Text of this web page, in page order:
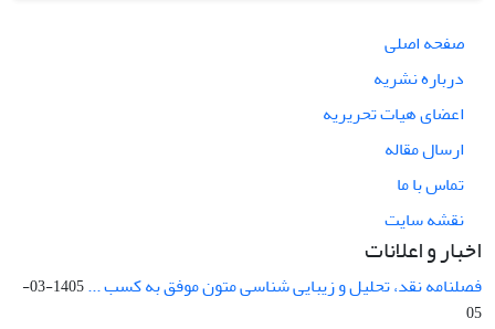
صفحه اصلی
درباره نشریه
اعضای هیات تحریریه
ارسال مقاله
تماس با ما
نقشه سایت
اخبار و اعلانات
فصلنامه نقد، تحلیل و زیبایی شناسی متون موفق به کسب ...
1405-03-
05